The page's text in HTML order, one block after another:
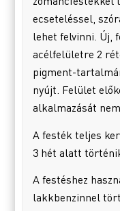
ecseteléssel,
lehet felvinni. Új,
acélfelületre 2
pigment-
nyújt. Felület
alkalmazását
A festék teljes
3 hét alatt
A festéshez
lakkbenzinnel